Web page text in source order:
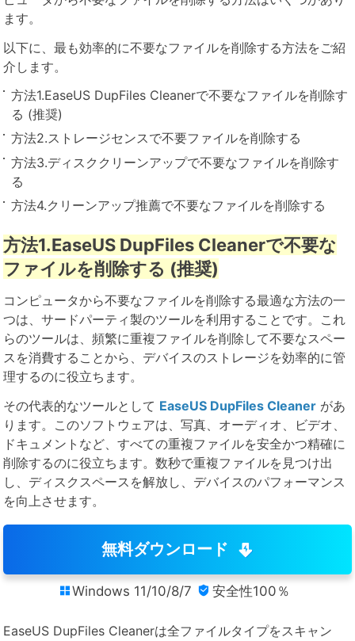
ます。
以下に、最も効率的に不要なファイルを削除する方法をご紹
介します。
方法1.EaseUS DupFiles Cleanerで不要なファイルを削除す
る (推奨)
方法2.ストレージセンスで不要ファイルを削除する
方法3.ディスククリーンアップで不要なファイルを削除す
る
方法4.クリーンアップ推薦で不要なファイルを削除する
方法1.EaseUS DupFiles Cleanerで不要な
ファイルを削除する (推奨)
コンピュータから不要なファイルを削除する最適な方法の一
つは、サードパーティ製のツールを利用することです。これ
らのツールは、頻繁に重複ファイルを削除して不要なスペー
スを消費することから、デバイスのストレージを効率的に管
理するのに役立ちます。
その代表的なツールとして EaseUS DupFiles Cleaner があ
ります。このソフトウェアは、写真、オーディオ、ビデオ、
ドキュメントなど、すべての重複ファイルを安全かつ精確に
削除するのに役立ちます。数秒で重複ファイルを見つけ出
し、ディスクスペースを解放し、デバイスのパフォーマンス
を向上させます。
無料ダウンロード
 Windows 11/10/8/7  安全性100％
EaseUS DupFiles Cleanerは全ファイルタイプをスキャン